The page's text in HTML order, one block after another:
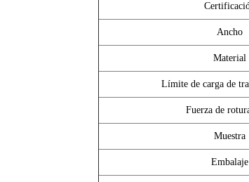
Ancho
Material
Límite de carga de
Fuerza de
Muestra
Embalaje